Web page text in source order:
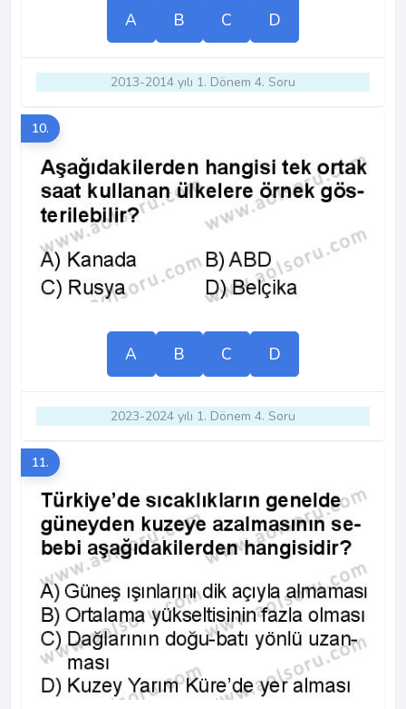
A B C D
2013-2014 yılı 1. Dönem 4. Soru
10.
A B C D
2023-2024 yılı 1. Dönem 4. Soru
11.